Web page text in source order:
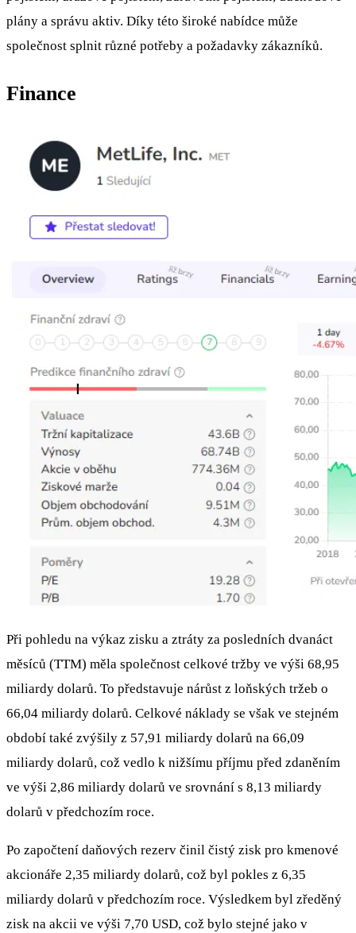
plány a správu aktiv. Díky této široké nabídce může
společnost splnit různé potřeby a požadavky zákazníků.
Finance
Při pohledu na výkaz zisku a ztráty za posledních dvanáct
měsíců (TTM) měla společnost celkové tržby ve výši 68,95
miliardy dolarů. To představuje nárůst z loňských tržeb o
66,04 miliardy dolarů. Celkové náklady se však ve stejném
období také zvýšily z 57,91 miliardy dolarů na 66,09
miliardy dolarů, což vedlo k nižšímu příjmu před zdaněním
ve výši 2,86 miliardy dolarů ve srovnání s 8,13 miliardy
dolarů v předchozím roce.
Po započtení daňových rezerv činil čistý zisk pro kmenové
akcionáře 2,35 miliardy dolarů, což byl pokles z 6,35
miliardy dolarů v předchozím roce. Výsledkem byl zředěný
zisk na akcii ve výši 7,70 USD, což bylo stejné jako v